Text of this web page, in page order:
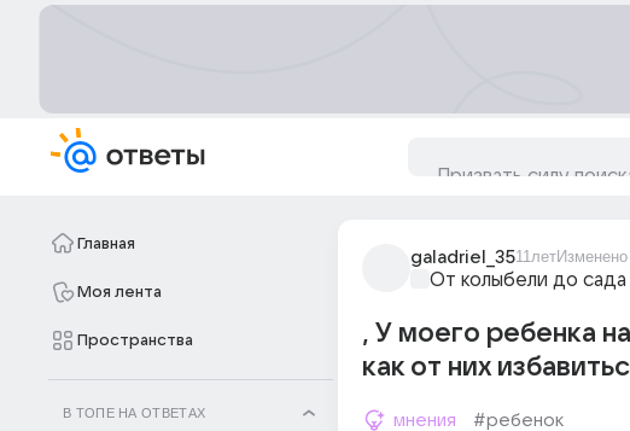
Главная
Моя лента
Пространства
В ТОПЕ НА ОТВЕТАХ
galadriel_3511летИзменено
От колыбели до сада
, У моего ребенка
как от них
мнения #ребенок